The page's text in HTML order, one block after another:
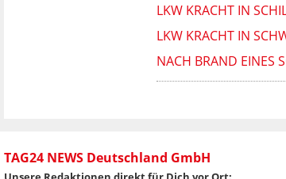
LKW KRACHT IN
LKW KRACHT IN
NACH BRAND EINES
TAG24 NEWS Deutschland GmbH